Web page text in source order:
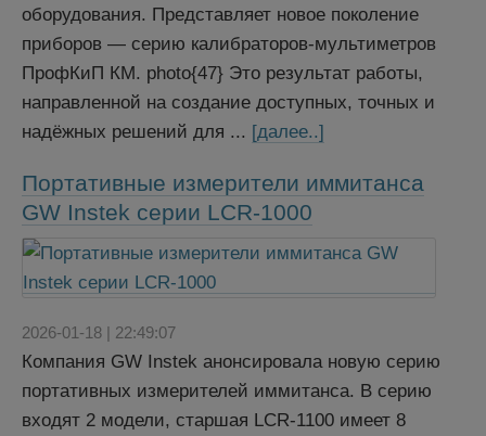
оборудования. Представляет новое поколение
приборов — серию калибраторов-мультиметров
ПрофКиП КМ. photo{47} Это результат работы,
направленной на создание доступных, точных и
надёжных решений для ... [далее..]
Портативные измерители иммитанса
GW Instek серии LCR-1000
2026-01-18 | 22:49:07
Компания GW Instek анонсировала новую серию
портативных измерителей иммитанса. В серию
входят 2 модели, старшая LCR-1100 имеет 8